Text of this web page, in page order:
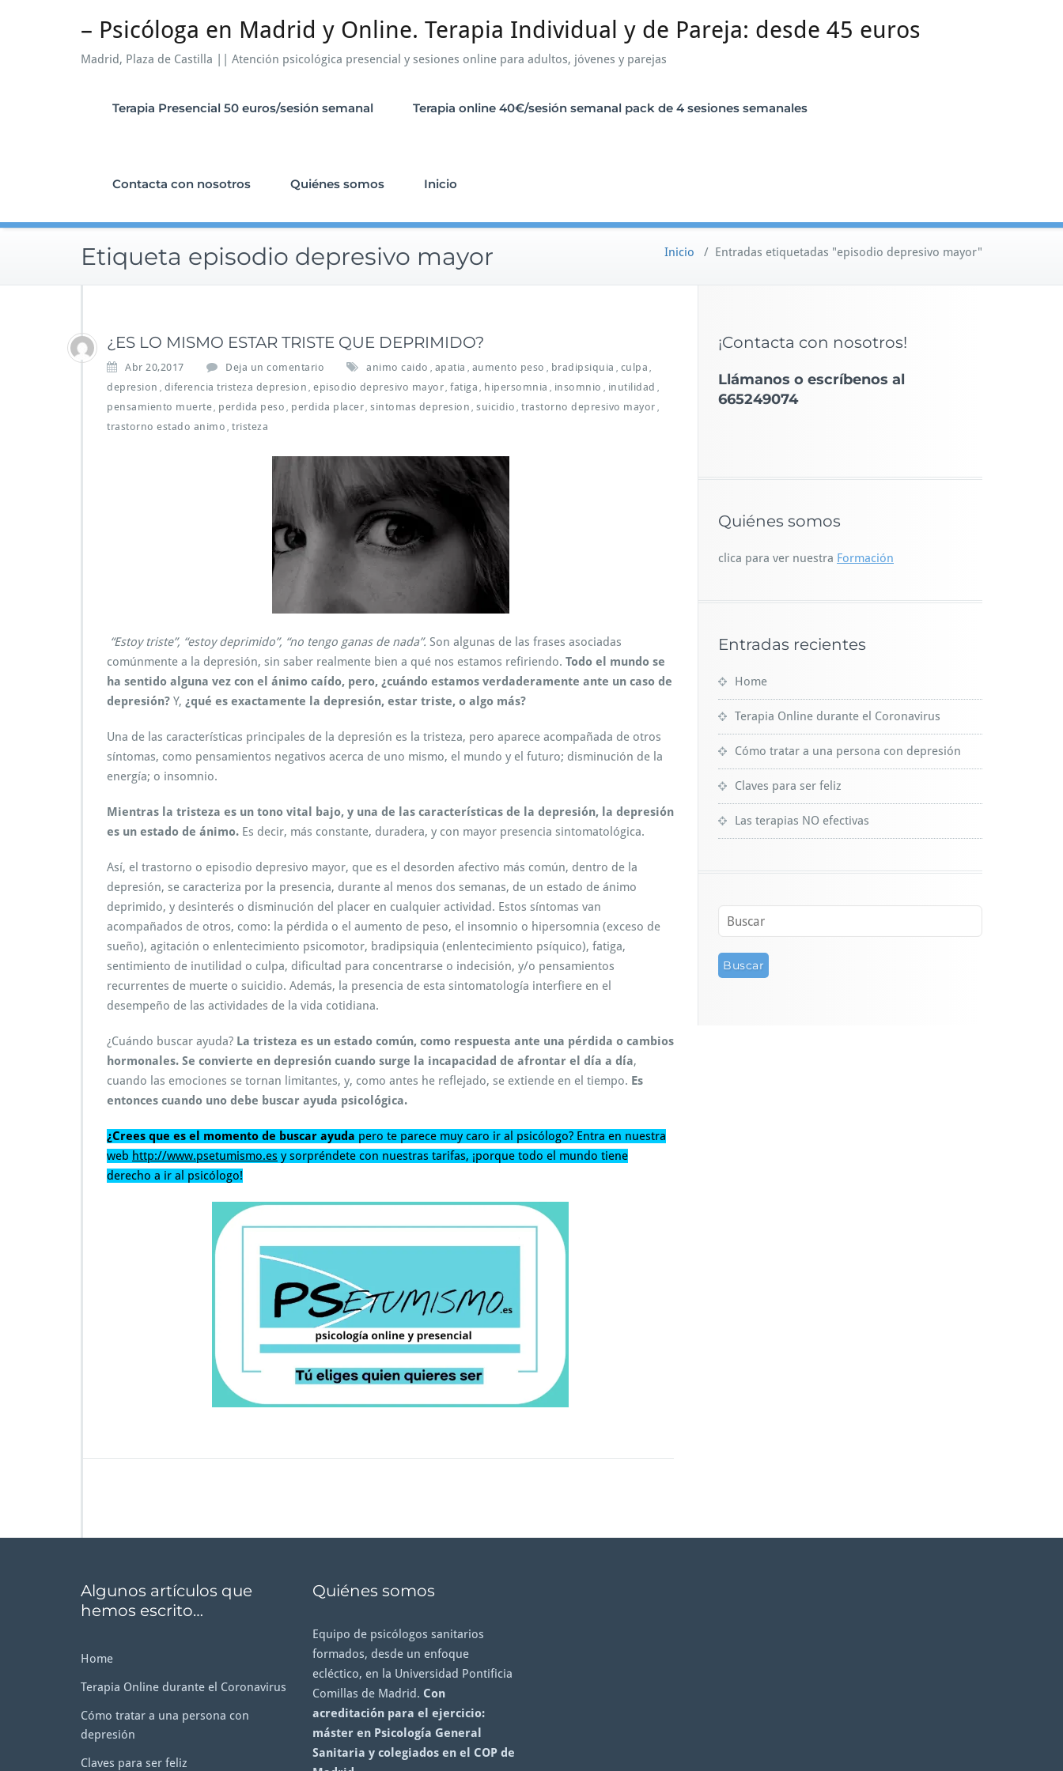
– Psicóloga en Madrid y Online. Terapia Individual y de Pareja: desde 45 euros
Madrid, Plaza de Castilla || Atención psicológica presencial y sesiones online para adultos, jóvenes y parejas
Terapia Presencial 50 euros/sesión semanal Terapia online 40€/sesión semanal pack de 4 sesiones semanales
Contacta con nosotros Quiénes somos Inicio
Etiqueta episodio depresivo mayor Inicio / Entradas etiquetadas "episodio depresivo mayor"
¿ES LO MISMO ESTAR TRISTE QUE DEPRIMIDO?
Abr 20,2017 Deja un comentario animo caido apatia aumento peso bradipsiquia culpa
depresion diferencia tristeza depresion episodio depresivo mayor fatiga hipersomnia insomnio inutilidad
pensamiento muerte perdida peso perdida placer sintomas depresion suicidio trastorno depresivo mayor
trastorno estado animo tristeza
“Estoy triste”, “estoy deprimido”, “no tengo ganas de nada”. Son algunas de las frases asociadas
comúnmente a la depresión, sin saber realmente bien a qué nos estamos refiriendo. Todo el mundo se
ha sentido alguna vez con el ánimo caído, pero, ¿cuándo estamos verdaderamente ante un caso de
depresión? Y, ¿qué es exactamente la depresión, estar triste, o algo más?
Una de las características principales de la depresión es la tristeza, pero aparece acompañada de otros
síntomas, como pensamientos negativos acerca de uno mismo, el mundo y el futuro; disminución de la
energía; o insomnio.
Mientras la tristeza es un tono vital bajo, y una de las características de la depresión, la depresión
es un estado de ánimo. Es decir, más constante, duradera, y con mayor presencia sintomatológica.
Así, el trastorno o episodio depresivo mayor, que es el desorden afectivo más común, dentro de la
depresión, se caracteriza por la presencia, durante al menos dos semanas, de un estado de ánimo
deprimido, y desinterés o disminución del placer en cualquier actividad. Estos síntomas van
acompañados de otros, como: la pérdida o el aumento de peso, el insomnio o hipersomnia (exceso de
sueño), agitación o enlentecimiento psicomotor, bradipsiquia (enlentecimiento psíquico), fatiga,
sentimiento de inutilidad o culpa, dificultad para concentrarse o indecisión, y/o pensamientos
recurrentes de muerte o suicidio. Además, la presencia de esta sintomatología interfiere en el
desempeño de las actividades de la vida cotidiana.
¿Cuándo buscar ayuda? La tristeza es un estado común, como respuesta ante una pérdida o cambios
hormonales. Se convierte en depresión cuando surge la incapacidad de afrontar el día a día,
cuando las emociones se tornan limitantes, y, como antes he reflejado, se extiende en el tiempo. Es
entonces cuando uno debe buscar ayuda psicológica.
¿Crees que es el momento de buscar ayuda pero te parece muy caro ir al psicólogo? Entra en nuestra
web http://www.psetumismo.es y sorpréndete con nuestras tarifas, ¡porque todo el mundo tiene
derecho a ir al psicólogo!
¡Contacta con nosotros!
Llámanos o escríbenos al
665249074
Quiénes somos
clica para ver nuestra Formación
Entradas recientes
Home
Terapia Online durante el Coronavirus
Cómo tratar a una persona con depresión
Claves para ser feliz
Las terapias NO efectivas
Algunos artículos que
hemos escrito…
Home
Terapia Online durante el Coronavirus
Cómo tratar a una persona con
depresión
Claves para ser feliz
Quiénes somos
Equipo de psicólogos sanitarios
formados, desde un enfoque
ecléctico, en la Universidad Pontificia
Comillas de Madrid. Con
acreditación para el ejercicio:
máster en Psicología General
Sanitaria y colegiados en el COP de